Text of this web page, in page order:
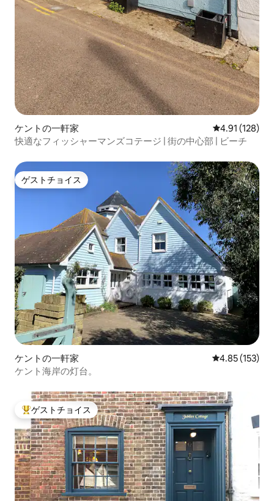
ケントの一軒家 レビュー128
4.91 (128)
快適なフィッシャーマンズコテージ | 街の中心部 | ビーチ
ゲストチョイス
ゲストチョイス
ケントの一軒家 レビュー153
4.85 (153)
ケント海岸の灯台。
大好評のゲストチョイスです。
ゲストチョイス